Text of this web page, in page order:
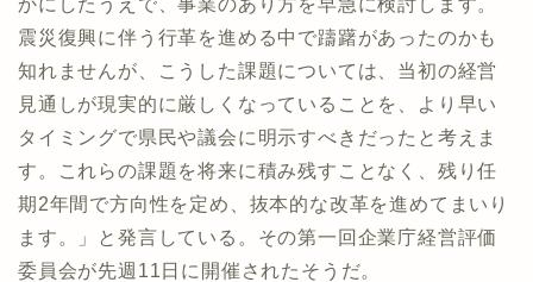
震災復興に伴う行革を進める中で躊躇があったのかも
知れませんが、こうした課題については、当初の経営
見通しが現実的に厳しくなっていることを、より早い
タイミングで県民や議会に明示すべきだったと考えま
す。これらの課題を将来に積み残すことなく、残り任
期2年間で方向性を定め、抜本的な改革を進めてまいり
ます。」と発言している。その第一回企業庁経営評価
委員会が先週11日に開催されたそうだ。